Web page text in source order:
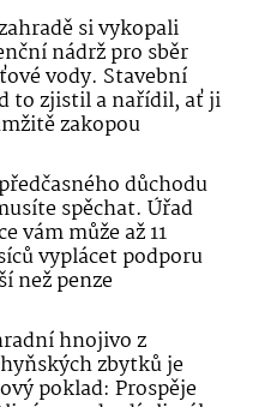
si vykopali
nádrž pro sběr
vody. Stavební
to zjistil a nařídil, ať ji
zakopou
důchodu
spěchat. Úřad
vám může až 11
vyplácet podporu
než penze
hnojivo z
zbytků je
poklad: Prospěje